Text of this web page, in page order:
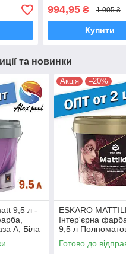
994,95₴ 1 005 ₴
Купити
та новинки
9,5 л -
А, Біла
Акція –20%
ESKARO
Інтер'єрна
9,5 л
фарба для стін,
фарба
Готово до